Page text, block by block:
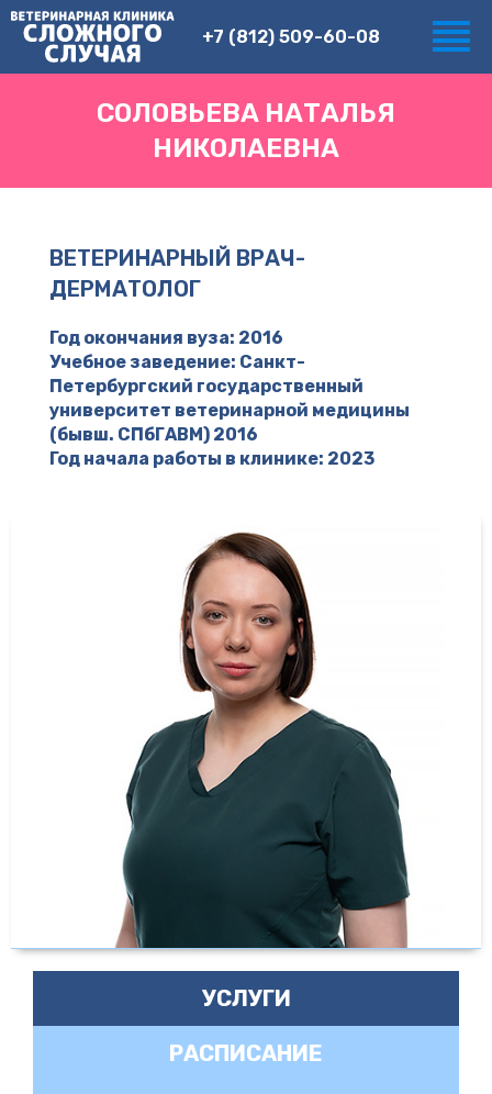
+7 (812) 509-60-08
СОЛОВЬЕВА НАТАЛЬЯ
НИКОЛАЕВНА
ВЕТЕРИНАРНЫЙ ВРАЧ-
ДЕРМАТОЛОГ
Год окончания вуза: 2016
Учебное заведение: Санкт-
Петербургский государственный
университет ветеринарной медицины
(бывш. СПбГАВМ) 2016
Год начала работы в клинике: 2023
УСЛУГИ
РАСПИСАНИЕ